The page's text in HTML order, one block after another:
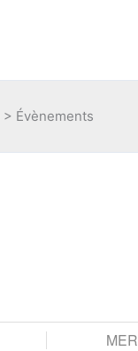
> Évènements
MER